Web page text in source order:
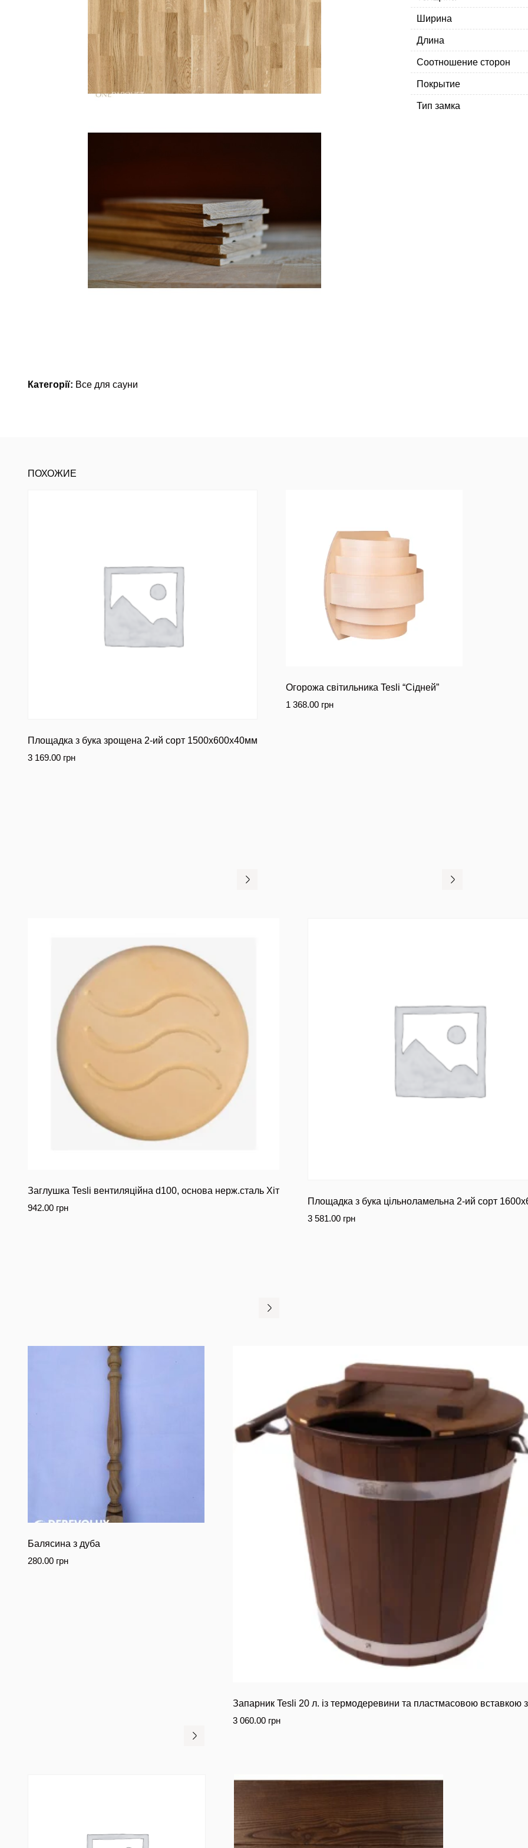
Ширина
Длина
Соотношение сторон
Покрытие
Тип замка
Категорії: Все для сауни
ПОХОЖИЕ
Площадка з бука зрощена 2-ий сорт 1500х600х40мм
3 169.00 грн
Огорожа світильника Tesli “Сідней”
1 368.00 грн
Заглушка Tesli вентиляційна d100, основа нерж.сталь Хіт
942.00 грн
Площадка з бука цільноламельна 2-ий сорт
3 581.00 грн
Балясина з дуба
280.00 грн
Запарник Tesli 20 л. із термодеревини та пластмасовою вставкою
3 060.00 грн